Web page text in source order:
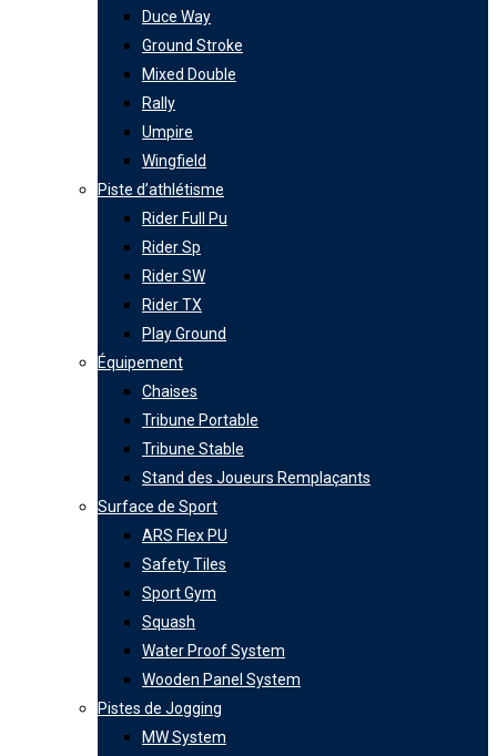
Duce Way
Ground Stroke
Mixed Double
Rally
Umpire
Wingfield
Piste d’athlétisme
Rider Full Pu
Rider Sp
Rider SW
Rider TX
Play Ground
Équipement
Chaises
Tribune Portable
Tribune Stable
Stand des Joueurs Remplaçants
Surface de Sport
ARS Flex PU
Safety Tiles
Sport Gym
Squash
Water Proof System
Wooden Panel System
Pistes de Jogging
MW System